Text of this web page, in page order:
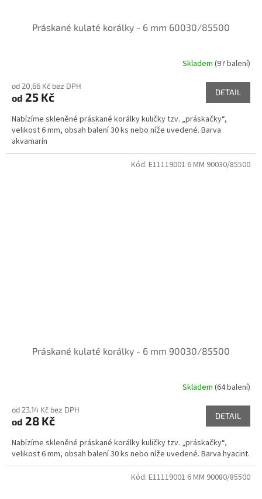
Práskané kulaté korálky - 6 mm 60030/85500
Skladem (97 balení)
od 20,66 Kč bez DPH
od 25 Kč DETAIL
Nabízíme skleněné práskané korálky kuličky tzv. „práskačky“,
velikost 6 mm, obsah balení 30 ks nebo níže uvedené. Barva
akvamarín
Práskané kulaté korálky - 6 mm 90030/85500
Skladem (64 balení)
od 23,14 Kč bez DPH
od 28 Kč DETAIL
Nabízíme skleněné práskané korálky kuličky tzv. „práskačky“,
velikost 6 mm, obsah balení 30 ks nebo níže uvedené. Barva hyacint.
Kód: E11119001 6 MM 90030/85500
Kód: E11119001 6 MM 90080/85500